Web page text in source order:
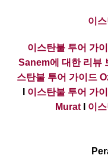
이
이스탄불 투어 가
Sanem에 대한 리뷰
스탄불 투어 가이드
이스탄불 투어 가
Murat
이